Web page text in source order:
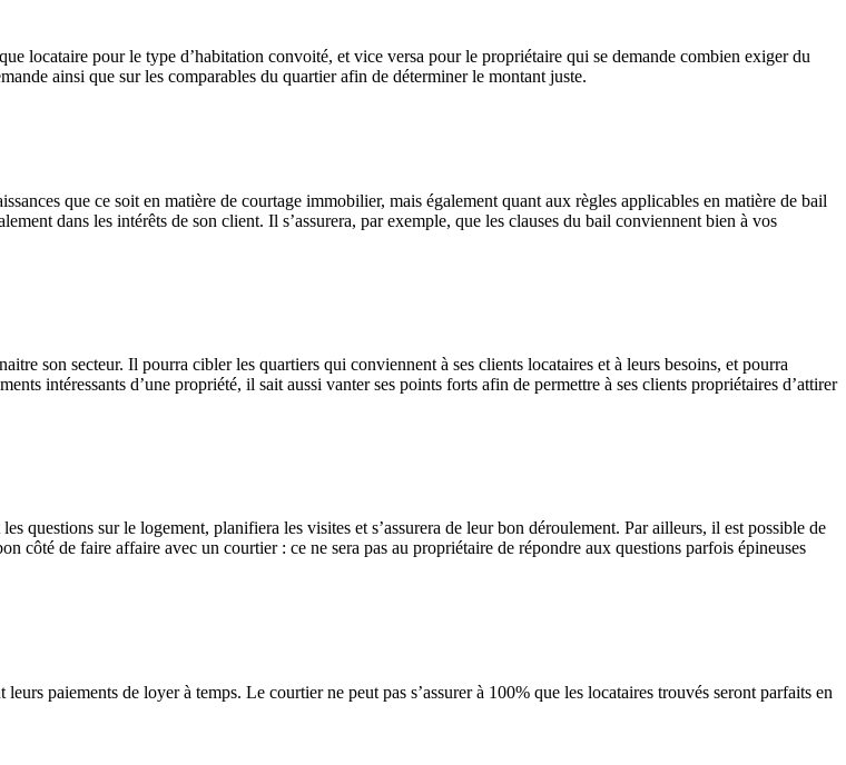
locataire pour le type d’habitation convoité, et vice versa pour le propriétaire qui se demande combien exiger du
ainsi que sur les comparables du quartier afin de déterminer le montant juste.
que ce soit en matière de courtage immobilier, mais également quant aux règles applicables en matière de bail
dans les intérêts de son client. Il s’assurera, par exemple, que les clauses du bail conviennent bien à vos
son secteur. Il pourra cibler les quartiers qui conviennent à ses clients locataires et à leurs besoins, et pourra
intéressants d’une propriété, il sait aussi vanter ses points forts afin de permettre à ses clients propriétaires d’attirer
questions sur le logement, planifiera les visites et s’assurera de leur bon déroulement. Par ailleurs, il est possible de
côté de faire affaire avec un courtier : ce ne sera pas au propriétaire de répondre aux questions parfois épineuses
paiements de loyer à temps. Le courtier ne peut pas s’assurer à 100% que les locataires trouvés seront parfaits en